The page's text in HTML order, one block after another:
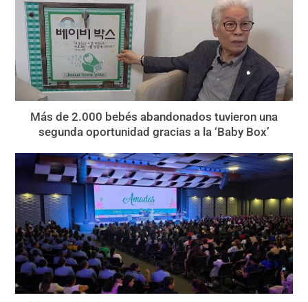
Más de 2.000 bebés abandonados tuvieron una
segunda oportunidad gracias a la ‘Baby Box’